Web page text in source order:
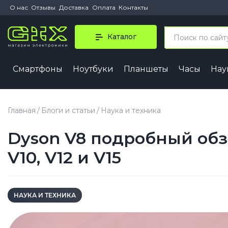
О нас Отзывы Доставка Оплата Контакты
Каталог
Смартфоны Ноутбуки Планшеты Часы
iPhone
Главная Блоги и статьи Наука и техника
Dyson V8 подробный
V10, V12 и V15
НАУКА И ТЕХНИКА